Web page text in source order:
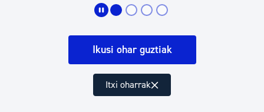
Ikusi ohar guztiak
Itxi oharrak